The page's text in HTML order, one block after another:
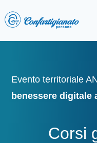
Evento territoriale
benessere digitale
Corsi